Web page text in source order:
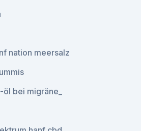
nation meersalz
bei migräne_